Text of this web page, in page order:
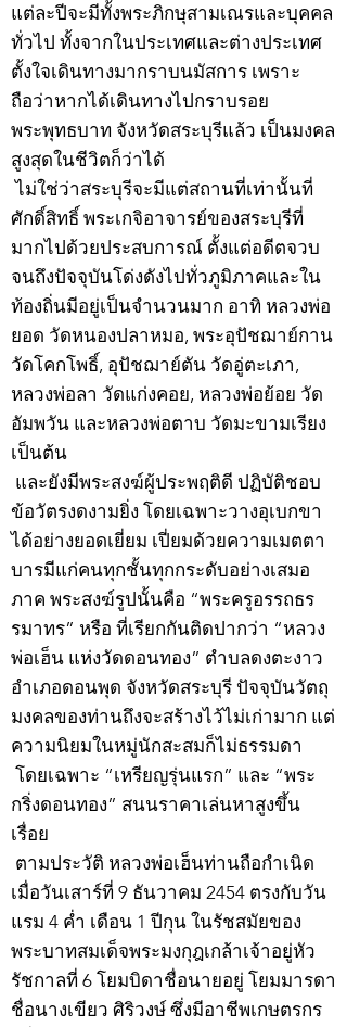
แต่ละปีจะมีทั้งพระภิกษุสามเณรและบุคคล
ทั่วไป ทั้งจากในประเทศและต่างประเทศ
ตั้งใจเดินทางมากราบนมัสการ เพราะ
ถือว่าหากได้เดินทางไปกราบรอย
พระพุทธบาท จังหวัดสระบุรีแล้ว เป็นมงคล
สูงสุดในชีวิตก็ว่าได้
ไม่ใช่ว่าสระบุรีจะมีแต่สถานที่เท่านั้นที่
ศักดิ์สิทธิ์ พระเกจิอาจารย์ของสระบุรีที่
มากไปด้วยประสบการณ์ ตั้งแต่อดีตจวบ
จนถึงปัจจุบันโด่งดังไปทั่วภูมิภาคและใน
ท้องถิ่นมีอยู่เป็นจำนวนมาก อาทิ หลวงพ่อ
ยอด วัดหนองปลาหมอ, พระอุปัชฌาย์กาน
วัดโคกโพธิ์, อุปัชฌาย์ตัน วัดอู่ตะเภา,
หลวงพ่อลา วัดแก่งคอย, หลวงพ่อย้อย วัด
อัมพวัน และหลวงพ่อตาบ วัดมะขามเรียง
เป็นต้น
และยังมีพระสงฆ์ผู้ประพฤติดี ปฏิบัติชอบ
ข้อวัตรงดงามยิ่ง โดยเฉพาะวางอุเบกขา
ได้อย่างยอดเยี่ยม เปี่ยมด้วยความเมตตา
บารมีแก่คนทุกชั้นทุกกระดับอย่างเสมอ
ภาค พระสงฆ์รูปนั้นคือ “พระครูอรรถธร
รมาทร” หรือ ที่เรียกกันติดปากว่า “หลวง
พ่อเฮ็น แห่งวัดดอนทอง” ตำบลดงตะงาว
อำเภอดอนพุด จังหวัดสระบุรี ปัจจุบันวัตถุ
มงคลของท่านถึงจะสร้างไว้ไม่เก่ามาก แต่
ความนิยมในหมู่นักสะสมก็ไม่ธรรมดา
โดยเฉพาะ “เหรียญรุ่นแรก” และ “พระ
กริ่งดอนทอง” สนนราคาเล่นหาสูงขึ้น
เรื่อย
ตามประวัติ หลวงพ่อเฮ็นท่านถือกำเนิด
เมื่อวันเสาร์ที่ 9 ธันวาคม 2454 ตรงกับวัน
แรม 4 ค่ำ เดือน 1 ปีกุน ในรัชสมัยของ
พระบาทสมเด็จพระมงกุฎเกล้าเจ้าอยู่หัว
รัชกาลที่ 6 โยมบิดาชื่อนายอยู่ โยมมารดา
ชื่อนางเขียว ศิริวงษ์ ซึ่งมีอาชีพเกษตรกร